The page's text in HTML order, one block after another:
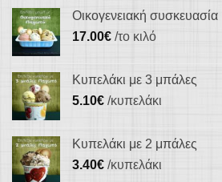
του
προϊόντος
Οικογενειακή συσκευασία
17.00€ /το κιλό
Κυπελάκι με 3 μπάλες
5.10€ /κυπελάκι
Κυπελάκι με 2 μπάλες
3.40€ /κυπελάκι